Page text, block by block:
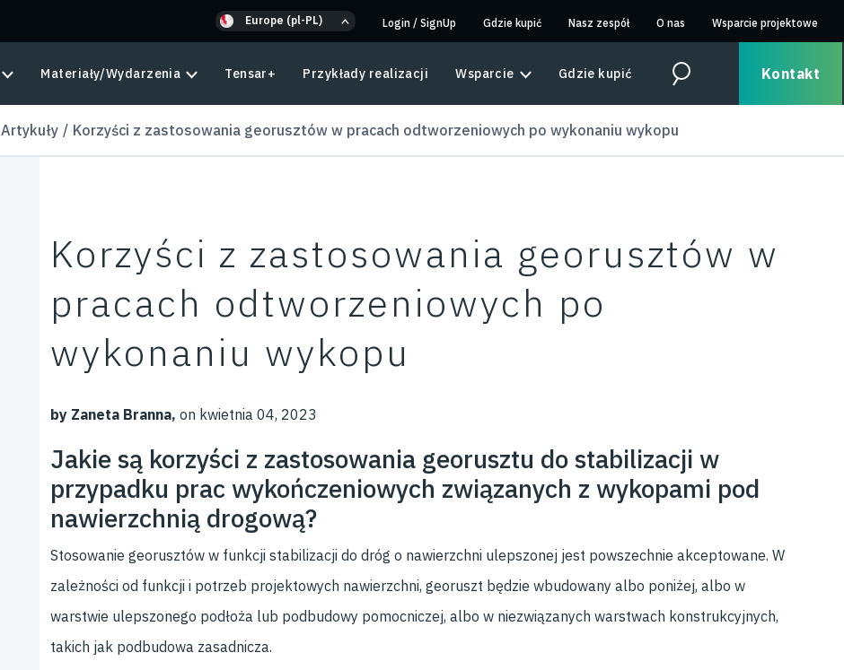
Europe (pl-PL) Login / SignUp Gdzie kupić Nasz zespół O nas Wsparcie projektowe
Materiały/Wydarzenia Tensar+ Przykłady realizacji Wsparcie Gdzie kupić Search Kontakt
Artykuły Korzyści z zastosowania georusztów w pracach odtworzeniowych po wykonaniu wykopu
Korzyści z zastosowania georusztów w
pracach odtworzeniowych po
wykonaniu wykopu
by Zaneta Branna, on kwietnia 04, 2023
Jakie są korzyści z zastosowania georusztu do stabilizacji w
przypadku prac wykończeniowych związanych z wykopami pod
nawierzchnią drogową?
Stosowanie georusztów w funkcji stabilizacji do dróg o nawierzchni ulepszonej jest powszechnie akceptowane. W
zależności od funkcji i potrzeb projektowych nawierzchni, georuszt będzie wbudowany albo poniżej, albo w
warstwie ulepszonego podłoża lub podbudowy pomocniczej, albo w niezwiązanych warstwach konstrukcyjnych,
takich jak podbudowa zasadnicza.